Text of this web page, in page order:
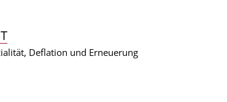
Deflation und Erneuerung